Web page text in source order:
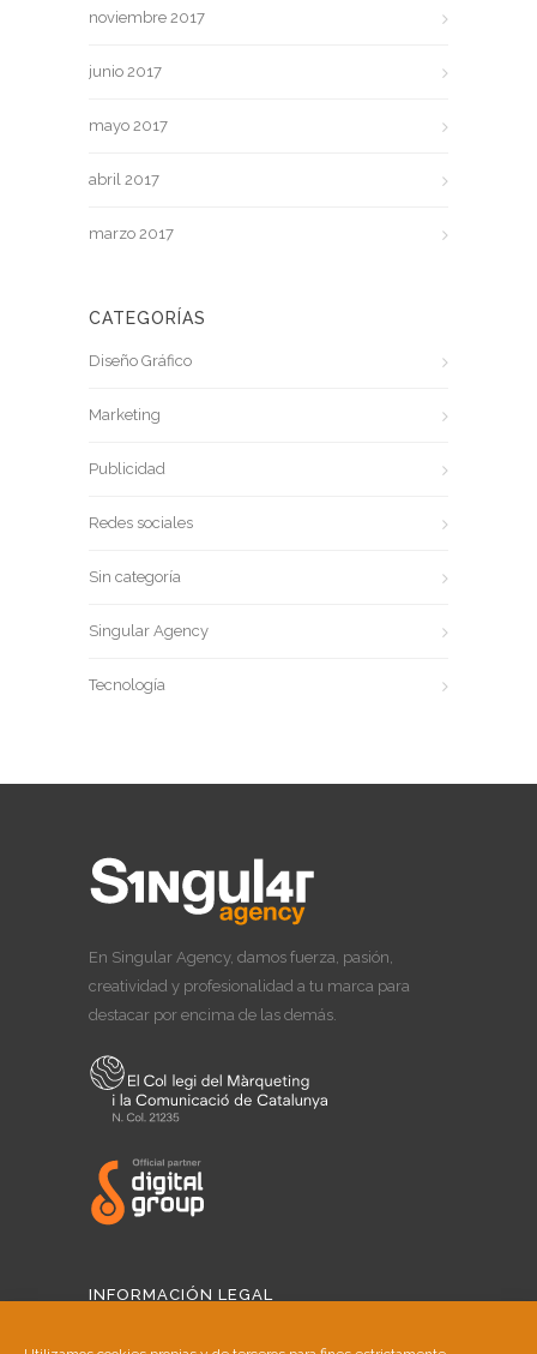
noviembre 2017
junio 2017
mayo 2017
abril 2017
marzo 2017
CATEGORÍAS
Diseño Gráfico
Marketing
Publicidad
Redes sociales
Sin categoría
Singular Agency
Tecnología
En Singular Agency, damos fuerza, pasión,
creatividad y profesionalidad a tu marca para
destacar por encima de las demás.
INFORMACIÓN LEGAL